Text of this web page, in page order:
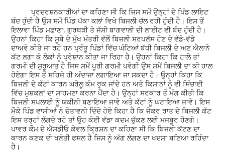
ਪ੍ਰਦਰਸ਼ਨਕਾਰੀਆਂ ਦਾ ਕਹਿਣਾ ਸੀ ਕਿ ਜਿਸ ਸਮੇਂ ਉਨ੍ਹਾਂ ਦੇ ਪਿੰਡ ਲਾਇਟ
ਬੰਦ ਹੁੰਦੀ ਹੈ ਉਸ ਸਮੇਂ ਪਿੰਡ ਪੱਕਾ ਕਲਾਂ ਵਿਖੇ ਬਿਜਲੀ ਚੱਲ ਰਹੀ ਹੁੰਦੀ ਹੈ। ਇਸ ਤੋਂ
ਇਲਾਵਾ ਪਿੰਡ ਮਛਾਣਾ, ਗੁਰਥੜੀ ਤੇ ਜੱਸੀ ਬਾਗਵਾਲੀ ਦੀ ਲਾਈਟ ਵੀ ਬੰਦ ਹੁੰਦੀ ਹੈ।
ਉਹਨਾਂ ਕਿਹਾ ਕਿ ਸੂਬੇ ਦੇ ਮੁੱਖ ਮੰਤਰੀ ਵੱਲੋਂ ਬਿਜਲੀ ਸਰਪਲੱਸ ਹੋਣ ਦੇ ਵੱਡੇ-ਵੱਡੇ
ਦਾਅਵੇ ਕੀਤੇ ਜਾ ਰਹੇ ਹਨ ਪ੍ਰੰਤੂ ਪਿੰਡਾਂ ਵਿੱਚ ਘੰਟਿਆਂ ਬੱਧੀ ਬਿਜਲੀ ਦੇ ਅਣ ਐਲਾਨੇ
ਕੱਟ ਲਗਾ ਕੇ ਲੋਕਾਂ ਨੂੰ ਪ੍ਰੇਸ਼ਾਨ ਕੀਤਾ ਜਾ ਰਿਹਾ ਹੈ। ਉਹਨਾਂ ਕਿਹਾ ਕਿ ਹਾਲੇ ਤਾਂ
ਗਰਮੀ ਦੀ ਸ਼ੁਰੂਆਤ ਹੈ ਜਿਸ ਸਮੇਂ ਪੂਰੀ ਗਰਮੀ ਪਵੇਗੀ ਉਸ ਸਮੇਂ ਬਿਜਲੀ ਦਾ ਕੀ ਹਾਲ
ਹੋਏਗਾ ਇਸ ਤੋਂ ਸਹਿਜੇ ਹੀ ਅੰਦਾਜਾ ਲਗਾਇਆ ਜਾ ਸਕਦਾ ਹੈ। ਉਨ੍ਹਾਂ ਕਿਹਾ ਕਿ
ਬਿਜਲੀ ਦੇ ਕੱਟਾਂ ਕਾਰਨ ਘਰੇਲੂ ਕੰਮ ਰੁਕ ਜਾਂਦੇ ਹਨ ਅਤੇ ਕਿਸਾਨਾਂ ਨੂੰ ਵੀ ਸਿੰਚਾਈ
ਵਿੱਚ ਮੁਸ਼ਕਲਾਂ ਦਾ ਸਾਹਮਣਾ ਕਰਨਾ ਪੈਂਦਾ ਹੈ। ਉਨ੍ਹਾਂ ਸਰਕਾਰ ਤੋਂ ਮੰਗ ਕੀਤੀ ਕਿ
ਬਿਜਲੀ ਸਪਲਾਈ ਨੂੰ ਯਕੀਨੀ ਬਣਾਇਆ ਜਾਵੇ ਅਤੇ ਕੱਟਾਂ ਨੂੰ ਘਟਾਇਆ ਜਾਵੇ। ਇਸ
ਮੌਕੇ ਪਿੰਡ ਵਾਸੀਆਂ ਨੇ ਚੇਤਾਵਨੀ ਦਿੰਦੇ ਹੋਏ ਕਿਹਾ ਹੈ ਕਿ ਜੇਕਰ ਰਾਤ ਦੇ ਬਿਜਲੀ ਕੱਟ
ਇਸ ਤਰ੍ਹਾਂ ਲੱਗਦੇ ਰਹੇ ਤਾਂ ਉਹ ਕੋਈ ਵੱਡਾ ਕਦਮ ਚੁੱਕਣ ਲਈ ਮਜਬੂਰ ਹੋਣਗੇ।
ਪਾਵਰ ਕੌਮ ਦੇ ਐਸਡੀਓ ਕੇਵਲ ਕ੍ਰਿਸ਼ਨ ਦਾ ਕਹਿਣਾ ਸੀ ਕਿ ਬਿਜਲੀ ਕੱਟਣ ਦਾ
ਕਾਰਨ ਕਣਕ ਦੀ ਖਲੋਤੀ ਫਸਲ ਹੈ ਜਿਸ ਨੂੰ ਅੱਗ ਲੱਗਣ ਦਾ ਖਦਸ਼ਾ ਬਣਿਆ ਰਹਿੰਦਾ
ਹੈ।